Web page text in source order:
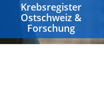
Krebsregister
Ostschweiz &
Forschung